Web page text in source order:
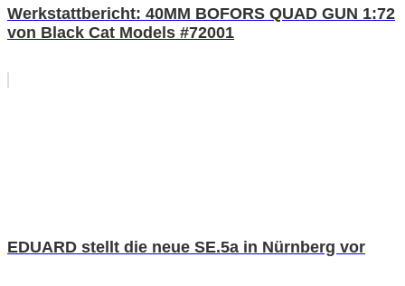
Werkstattbericht: 40MM BOFORS QUAD GUN 1:72
von Black Cat Models #72001
EDUARD stellt die neue SE.5a in Nürnberg vor